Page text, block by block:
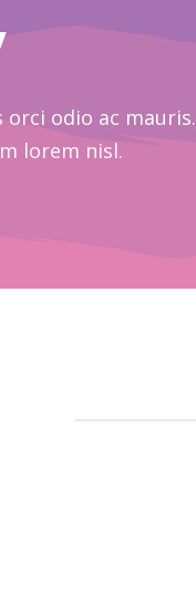
odio ac mauris.
lorem nisl.